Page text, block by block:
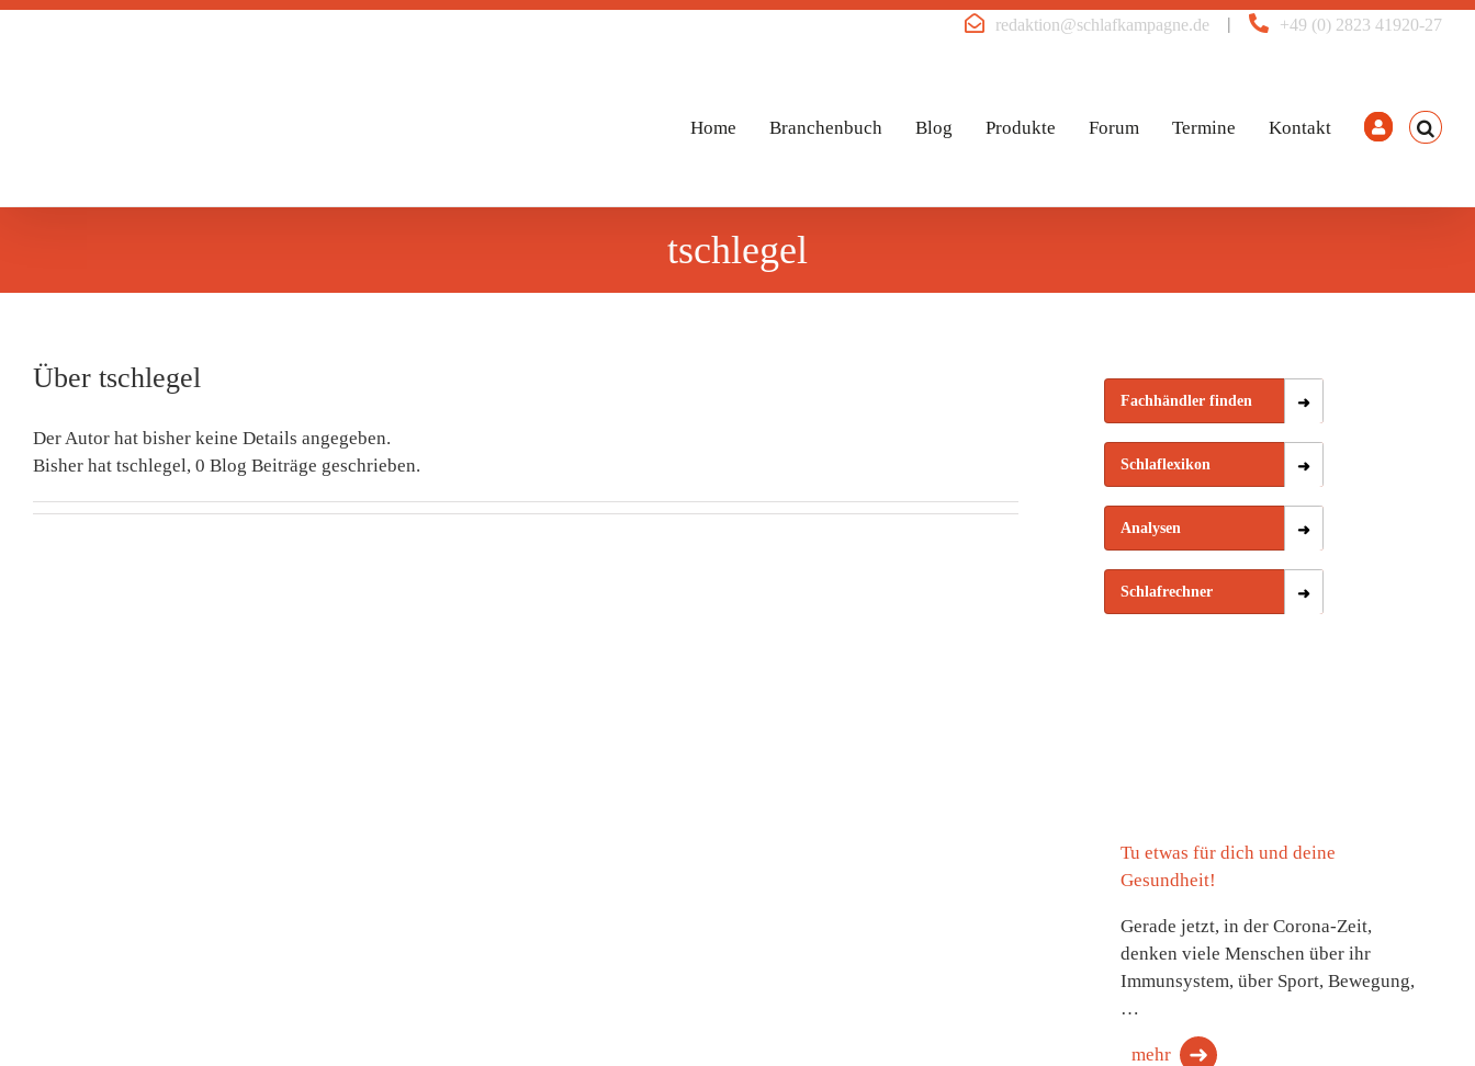
Zum
+49 (0) 2823 41920-27
|
redaktion@schlafkampagne.de
Home Branchenbuch Blog Produkte Forum Termine Kontakt
tschlegel
Über tschlegel
Der Autor hat bisher keine Details angegeben.
Bisher hat tschlegel, 0 Blog Beiträge geschrieben.
Fachhändler finden
Schlaflexikon
Analysen
Schlafrechner
Tu etwas für dich und deine
Gesundheit!
Gerade jetzt, in der Corona-Zeit,
denken viele Menschen über ihr
Immunsystem, über Sport, Bewegung,
…
mehr